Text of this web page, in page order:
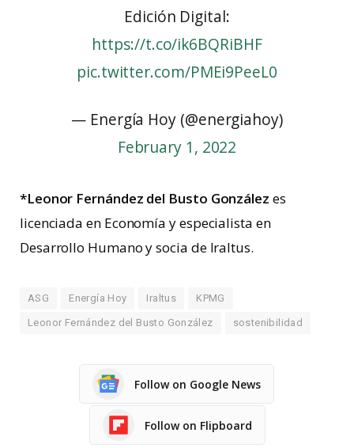
Edición Digital:
https://t.co/ik6BQRiBHF
pic.twitter.com/PMEi9PeeL0
— Energía Hoy (@energiahoy)
February 1, 2022
*Leonor Fernández del Busto González es
licenciada en Economía y especialista en
Desarrollo Humano y socia de Iraltus.
ASG Energía Hoy Iraltus KPMG
Leonor Fernández del Busto González sostenibilidad
Follow on Google News
Follow on Flipboard